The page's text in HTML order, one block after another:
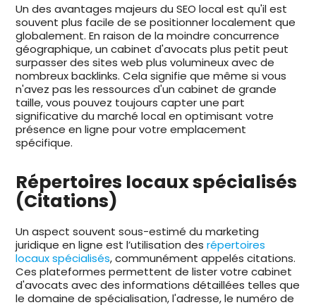
Un des avantages majeurs du SEO local est qu'il est
souvent plus facile de se positionner localement que
globalement. En raison de la moindre concurrence
géographique, un cabinet d'avocats plus petit peut
surpasser des sites web plus volumineux avec de
nombreux backlinks. Cela signifie que même si vous
n'avez pas les ressources d'un cabinet de grande
taille, vous pouvez toujours capter une part
significative du marché local en optimisant votre
présence en ligne pour votre emplacement
spécifique.
Répertoires locaux spécialisés
(Citations)
Un aspect souvent sous-estimé du marketing
juridique en ligne est l’utilisation desrépertoires
locaux spécialisés, communément appelés citations.
Ces plateformes permettent de lister votre cabinet
d'avocats avec des informations détaillées telles que
le domaine de spécialisation, l'adresse, le numéro de